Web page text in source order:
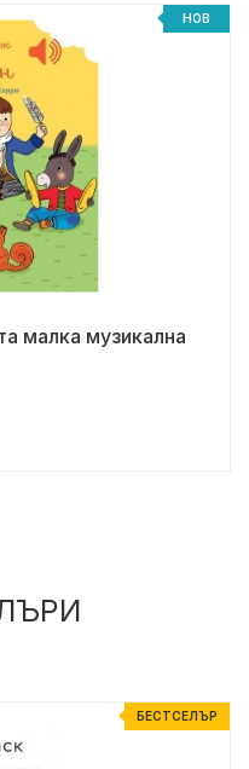
НОВ
малка музикална
БЕСТСЕЛЪР